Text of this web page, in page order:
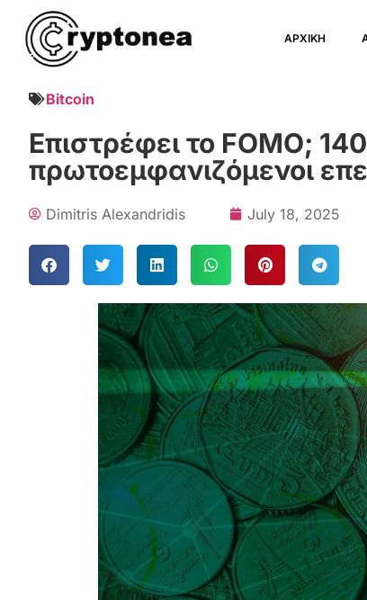
ΑΡΧΙΚΗ
Bitcoin
Επιστρέφει το FOMO;
πρωτοεμφανιζόμενοι
Dimitris Alexandridis July 18, 2025